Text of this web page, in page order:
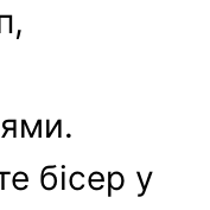
бісер у